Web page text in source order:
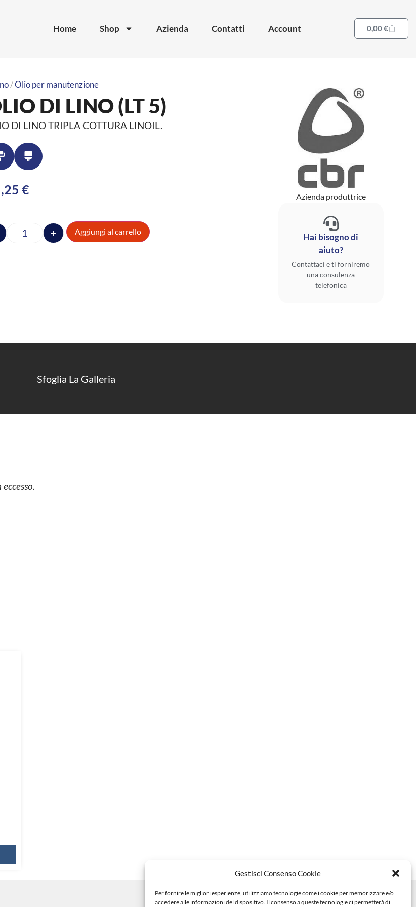
Gestisci Consenso Cookie
Per fornire le migliori esperienze, utilizziamo tecnologie come i cookie per memorizzare e/o
accedere alle informazioni del dispositivo. Il consenso a queste tecnologie ci permetterà di
Home Shop Azienda Contatti Account 0,00€
/Olio per manutenzione
DI LINO (LT 5)
DI LINO TRIPLA COTTURA LINOIL.
€
+ Aggiungi al carrello
Azienda produttrice
Hai bisogno di
aiuto?
Contattaci e ti forniremo
una consulenza
telefonica
Sfoglia La Galleria